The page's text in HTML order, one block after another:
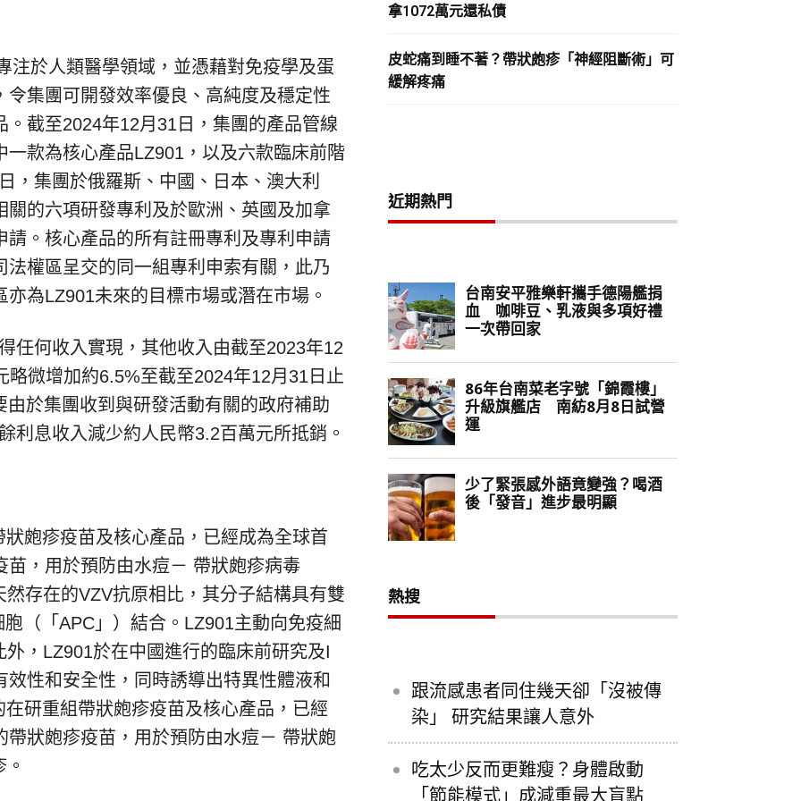
注於人類醫學領域，並憑藉對免疫學及蛋
集團可開發效率優良、高純度及穩定性
截至2024年12月31日，集團的產品管線
款為核心產品LZ901，以及六款臨床前階
，集團於俄羅斯、中國、日本、澳大利
的六項研發專利及於歐洲、英國及加拿
。核心產品的所有註冊專利及專利申請
權區呈交的同一組專利申索有關，此乃
為LZ901未來的目標市場或潛在市場。
任何收入實現，其他收入由截至2023年12
微增加約6.5%至截至2024年12月31日止
於集團收到與研發活動有關的政府補助
利息收入減少約人民幣3.2百萬元所抵銷。
皰疹疫苗及核心產品，已經成為全球首
，用於預防由水痘－ 帶狀皰疹病毒
存在的VZV抗原相比，其分子結構具有雙
（「APC」）結合。LZ901主動向免疫細
，LZ901於在中國進行的臨床前研究及I
性和安全性，同時誘導出特異性體液和
研重組帶狀皰疹疫苗及核心產品，已經
狀皰疹疫苗，用於預防由水痘－ 帶狀皰
拿1072萬元還私債
皮蛇痛到睡不著？帶狀皰疹「神經阻斷術」可
緩解疼痛
近期熱門
熱搜
跟流感患者同住幾天卻「沒被傳
染」 研究結果讓人意外
吃太少反而更難瘦？身體啟動
「節能模式」成減重最大盲點